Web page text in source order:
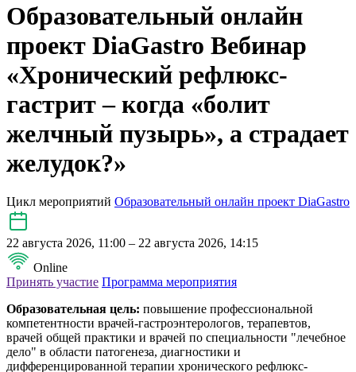
Образовательный онлайн
проект DiaGastro Вебинар
«Хронический рефлюкс-
гастрит – когда «болит
желчный пузырь», а страдает
желудок?»
Цикл мероприятий Образовательный онлайн проект DiaGastro
22 августа 2026, 11:00 – 22 августа 2026, 14:15
Online
Принять участие Программа мероприятия
Образовательная цель: повышение профессиональной
компетентности врачей-гастроэнтерологов, терапевтов,
врачей общей практики и врачей по специальности "лечебное
дело" в области патогенеза, диагностики и
дифференцированной терапии хронического рефлюкс-